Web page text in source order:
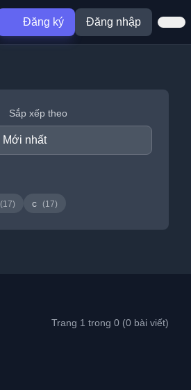
Đăng ký Đăng nhập
Sắp xếp theo
(17) c (17)
Trang 1 trong 0 (0 bài viết)